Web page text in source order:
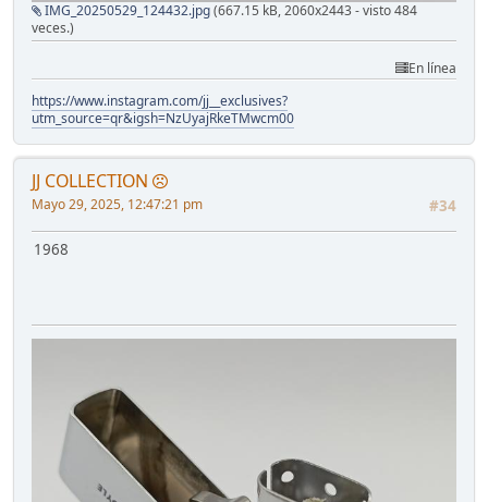
IMG_20250529_124432.jpg(667.15 kB, 2060x2443 - visto 484
veces.)
En línea
https://www.instagram.com/jj__exclusives?
utm_source=qr&igsh=NzUyajRkeTMwcm00
JJ COLLECTION
#34
Mayo 29, 2025, 12:47:21 pm
1968